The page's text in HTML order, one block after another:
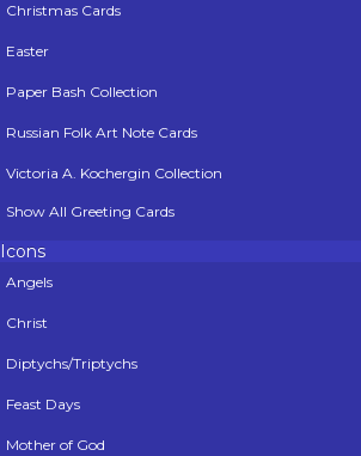
Christmas Cards
Easter
Paper Bash Collection
Russian Folk Art Note Cards
Victoria A. Kochergin Collection
Show All Greeting Cards
Icons
Angels
Christ
Diptychs/Triptychs
Feast Days
Mother of God